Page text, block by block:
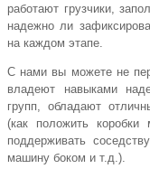
работают грузчики,
надежно ли
на каждом этапе.
С нами вы можете не
владеют навыками
групп, обладают
(как положить коробки
поддерживать
машину боком и т.д.).